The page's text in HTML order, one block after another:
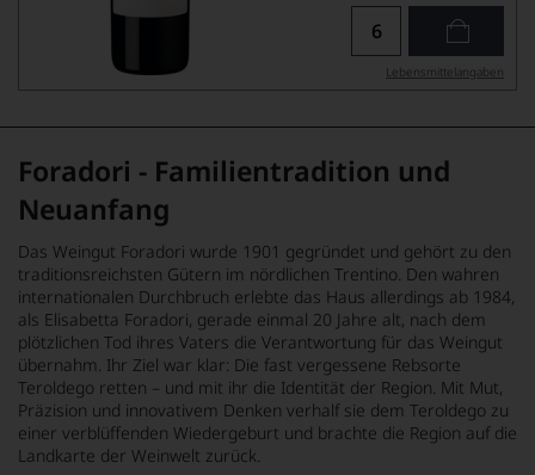
Lebensmittel­angaben
Foradori - Familientradition und
Neuanfang
Das Weingut Foradori wurde 1901 gegründet und gehört zu den
traditionsreichsten Gütern im nördlichen Trentino. Den wahren
internationalen Durchbruch erlebte das Haus allerdings ab 1984,
als Elisabetta Foradori, gerade einmal 20 Jahre alt, nach dem
plötzlichen Tod ihres Vaters die Verantwortung für das Weingut
übernahm. Ihr Ziel war klar: Die fast vergessene Rebsorte
Teroldego retten – und mit ihr die Identität der Region. Mit Mut,
Präzision und innovativem Denken verhalf sie dem Teroldego zu
einer verblüffenden Wiedergeburt und brachte die Region auf die
Landkarte der Weinwelt zurück.